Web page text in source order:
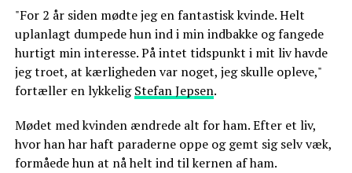
"For 2 år siden mødte jeg en fantastisk kvinde. Helt
uplanlagt dumpede hun ind i min indbakke og fangede
hurtigt min interesse. På intet tidspunkt i mit liv havde
jeg troet, at kærligheden var noget, jeg skulle opleve,"
fortæller en lykkeligStefan Jepsen.
Mødet med kvinden ændrede alt for ham. Efter et liv,
hvor han har haft paraderne oppe og gemt sig selv væk,
formåede hun at nå helt ind til kernen af ham.